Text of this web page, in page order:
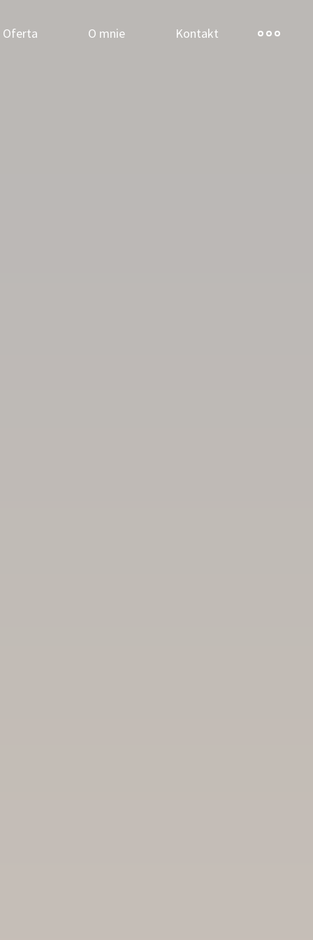
Oferta O mnie Kontakt